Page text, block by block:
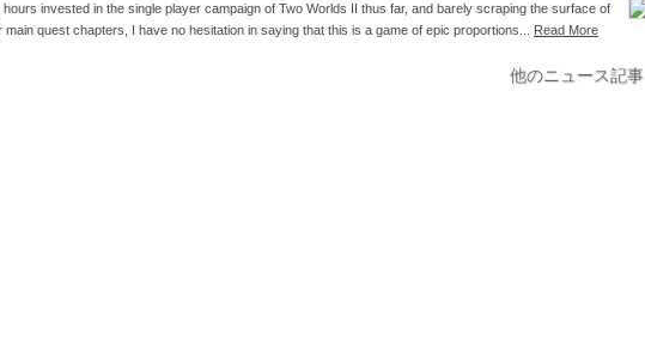
hours invested in the single player campaign of Two Worlds II thus far, and barely scraping the surface of
quest chapters, I have no hesitation in saying that this is a game of epic proportions... Read More
他のニュース記事